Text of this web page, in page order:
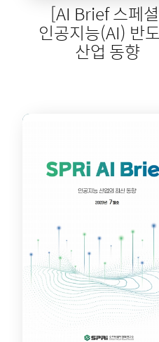
[AI Brief 스페
인공지능(AI) 반
산업 동향